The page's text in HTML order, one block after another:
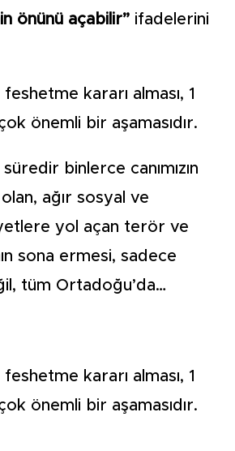
önünü açabilir” ifadelerini
feshetme kararı alması, 1
önemli bir aşamasıdır.
süredir binlerce canımızın
ağır sosyal ve
yol açan terör ve
sona ermesi, sadece
tüm Ortadoğu’da…
feshetme kararı alması, 1
önemli bir aşamasıdır.